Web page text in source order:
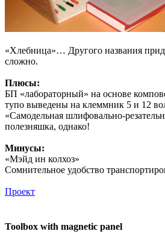
«Хлебница»… Другого названия
сложно.
Плюсы:
БП «лабораторный» на основе
тупо выведены на клеммник 5 и 12
«Самодельная шлифовально-
полезняшка, однако!
Минусы:
«Мэйд ин колхоз»
Сомнительное удобство
Проект
Toolbox with magnetic panel